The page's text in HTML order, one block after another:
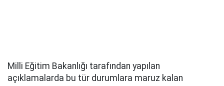
Milli Eğitim Bakanlığı tarafından yapılan
açıklamalarda bu tür durumlara maruz kalan